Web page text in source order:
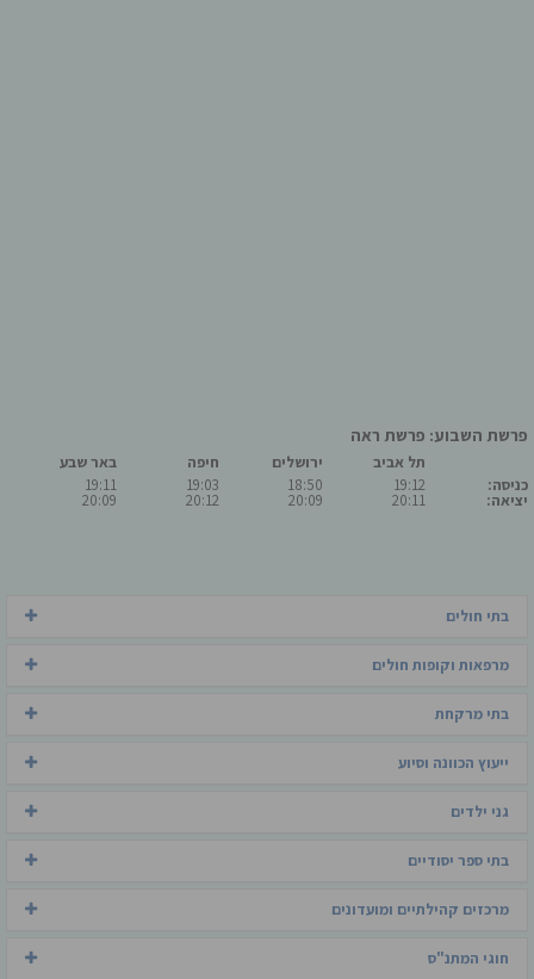
פרשת השבוע: פרשת ראה
כניסה:
יציאה:
תל אביב
19:12
20:11
ירושלים
18:50
20:09
חיפה
19:03
20:12
באר שבע
19:11
20:09
בתי חולים
מרפאות וקופות חולים
בתי מרקחת
ייעוץ הכוונה וסיוע
גני ילדים
בתי ספר יסודיים
מרכזים קהילתיים ומועדונים
חוגי המתנ"ס